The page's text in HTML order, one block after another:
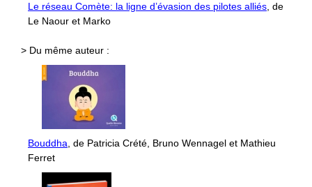
Le réseau Comète: la ligne d’évasion des pilotes alliés, de
Le Naour et Marko
> Du même auteur :
Bouddha, de Patricia Crété, Bruno Wennagel et Mathieu
Ferret